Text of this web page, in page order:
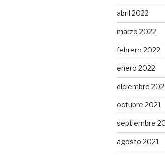
abril 2022
marzo 2022
febrero 2022
enero 2022
diciembre
octubre 2021
septiembre
agosto 2021